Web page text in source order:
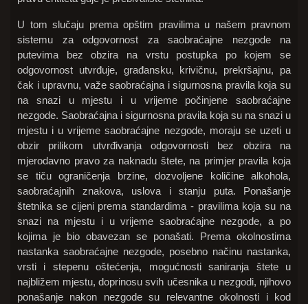
U tom slučaju prema opštim pravilima u našem pravnom
sistemu za odgovornost za saobraćajne nezgode na
putevima bez obzira na vrstu postupka po kojem se
odgovornost utvrđuje, građansku, krivičnu, prekršajnu, pa
čak i upravnu, važe saobraćajna i sigurnosna pravila koja su
na snazi u mjestu i u vrijeme počinjene saobraćajne
nezgode. Saobraćajna i sigurnosna pravila koja su na snazi u
mjestu i u vrijeme saobraćajne nezgode, moraju se uzeti u
obzir prilikom utvrđivanja odgovornosti bez obzira na
mjerodavno pravo za naknadu štete, na primjer pravila koja
se tiču ograničenja brzine, dozvoljene količine alkohola,
saobraćajnih znakova, uslova i stanju puta. Ponašanje
štetnika se cijeni prema standardima - pravilima koja su na
snazi na mjestu i u vrijeme saobraćajne nezgode, a po
kojima je bio obavezan se ponašati. Prema okolnostima
nastanka saobraćajne nezgode, posebno načinu nastanka,
vrsti i stepenu oštećenja, mogućnosti saniranja štete u
najbližem mjestu, doprinosu svih učesnika u nezgodi, njihovo
ponašanje nakon nezgode su relevantne okolnosti i kod